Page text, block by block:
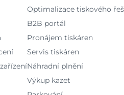
Optimalizace tiskového
B2B portál
Pronájem tiskáren
Servis tiskáren
Náhradní plnění
Výkup kazet